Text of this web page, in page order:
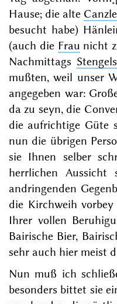
Hause; die alte
besucht habe)
(auch die Frau nicht
Nachmittags Stengels
mußten, weil unser
angegeben war:
da zu seyn, die
die aufrichtige Güte
nun die übrigen
sie Ihnen selber
herrlichen
andringenden
die Kirchweih
Ihrer vollen
Bairische Bier,
sehr auch hier meist
Nun muß ich
besonders bittet sie